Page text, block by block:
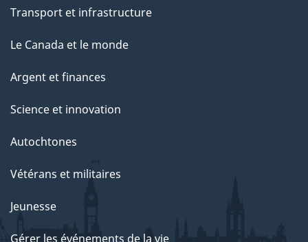
Transport et infrastructure
Le Canada et le monde
Argent et finances
Science et innovation
Autochtones
Vétérans et militaires
Jeunesse
Gérer les événements de la vie